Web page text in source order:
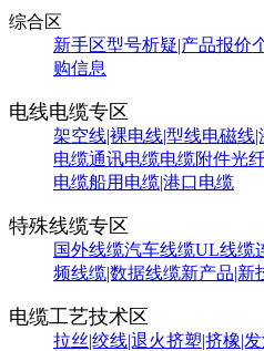
综合区
新手区型号析疑|产品报价
购信息
电线电缆专区
架空线|裸电线|型线电磁线|
电缆通讯电缆电缆附件光
电缆船用电缆|港口电缆
特殊线缆专区
国外线缆汽车线缆UL线缆
频线缆|数据线缆新产品|新
电缆工艺技术区
拉丝|绞线|退火挤塑|挤橡|